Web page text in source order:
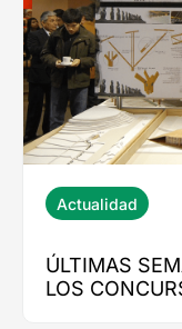
Actualidad
ÚLTIMAS
LOS